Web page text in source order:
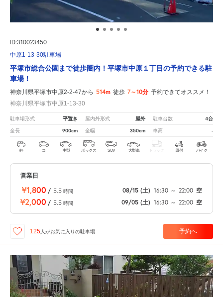
ID:310023450
中原1-13-30駐車場
平塚市総合公園まで徒歩圏内！平塚市中原１丁目の予約できる駐
車場！
神奈川県平塚市中原2-2-47から 514m 徒歩 7～10分 予約できてオススメ！
神奈川県平塚市中原1-13-30
駐車場形式 平置き 屋内外形式 屋外 駐車台数 4台
全長 900cm 全幅 350cm 車高 -
軽 コ 中型 ボックス SUV 大型車 トラック 原付 バイク
営業日
¥1,800 / 5.5 時間 08/15 (土) 16:30 ～ 22:00 空
¥2,000 / 5.5 時間 09/05 (土) 16:30 ～ 22:00 空
125人がお気に入りの駐車場 予約へ